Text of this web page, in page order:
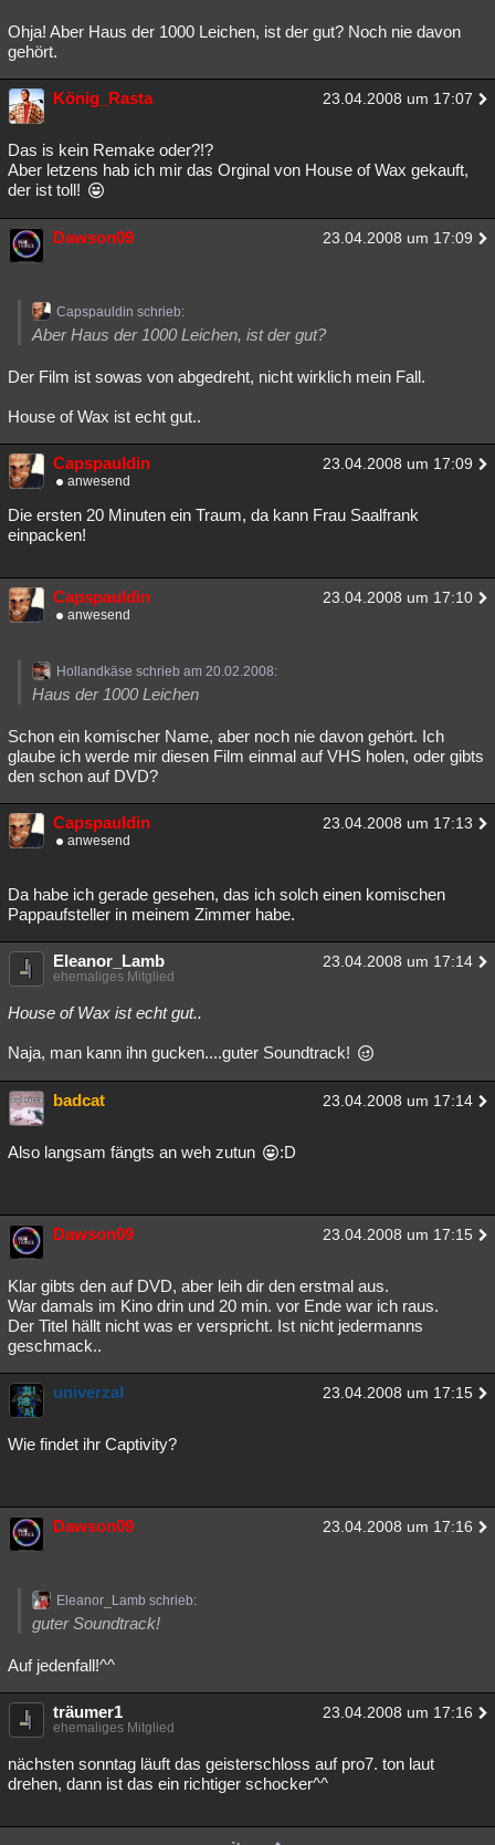
Ohja! Aber Haus der 1000 Leichen, ist der gut? Noch nie davon
gehört.
König_Rasta 23.04.2008 um 17:07
Das is kein Remake oder?!?
Aber letzens hab ich mir das Orginal von House of Wax gekauft,
der ist toll!
Dawson09 23.04.2008 um 17:09
Capspauldin schrieb:
Aber Haus der 1000 Leichen, ist der gut?
Der Film ist sowas von abgedreht, nicht wirklich mein Fall.
House of Wax ist echt gut..
Capspauldin 23.04.2008 um 17:09
anwesend
Die ersten 20 Minuten ein Traum, da kann Frau Saalfrank
einpacken!
Capspauldin 23.04.2008 um 17:10
anwesend
Hollandkäse schrieb am 20.02.2008:
Haus der 1000 Leichen
Schon ein komischer Name, aber noch nie davon gehört. Ich
glaube ich werde mir diesen Film einmal auf VHS holen, oder gibts
den schon auf DVD?
Capspauldin 23.04.2008 um 17:13
anwesend
Da habe ich gerade gesehen, das ich solch einen komischen
Pappaufsteller in meinem Zimmer habe.
Eleanor_Lamb 23.04.2008 um 17:14
ehemaliges Mitglied
House of Wax ist echt gut..
Naja, man kann ihn gucken....guter Soundtrack!
badcat 23.04.2008 um 17:14
Also langsam fängts an weh zutun :D
Dawson09 23.04.2008 um 17:15
Klar gibts den auf DVD, aber leih dir den erstmal aus.
War damals im Kino drin und 20 min. vor Ende war ich raus.
Der Titel hällt nicht was er verspricht. Ist nicht jedermanns
geschmack..
univerzal 23.04.2008 um 17:15
Wie findet ihr Captivity?
Dawson09 23.04.2008 um 17:16
Eleanor_Lamb schrieb:
guter Soundtrack!
Auf jedenfall!^^
träumer1 23.04.2008 um 17:16
ehemaliges Mitglied
nächsten sonntag läuft das geisterschloss auf pro7. ton laut
drehen, dann ist das ein richtiger schocker^^